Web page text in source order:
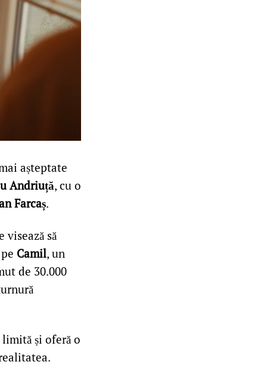
așteptate
Andriuță, cu o
Farcaș.
visează să
Camil, un
de 30.000
și oferă o